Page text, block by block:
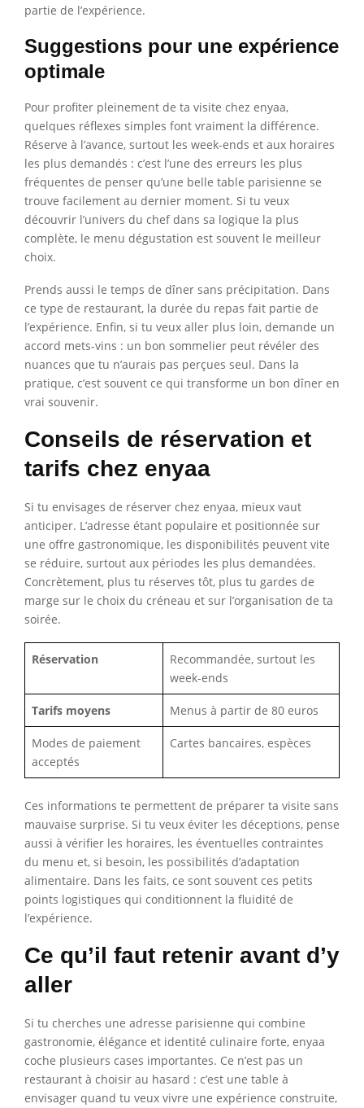
partie de l’expérience.
Suggestions pour une expérience
optimale
Pour profiter pleinement de ta visite chez enyaa,
quelques réflexes simples font vraiment la différence.
Réserve à l’avance, surtout les week-ends et aux horaires
les plus demandés : c’est l’une des erreurs les plus
fréquentes de penser qu’une belle table parisienne se
trouve facilement au dernier moment. Si tu veux
découvrir l’univers du chef dans sa logique la plus
complète, le menu dégustation est souvent le meilleur
choix.
Prends aussi le temps de dîner sans précipitation. Dans
ce type de restaurant, la durée du repas fait partie de
l’expérience. Enfin, si tu veux aller plus loin, demande un
accord mets-vins : un bon sommelier peut révéler des
nuances que tu n’aurais pas perçues seul. Dans la
pratique, c’est souvent ce qui transforme un bon dîner en
vrai souvenir.
Conseils de réservation et
tarifs chez enyaa
Si tu envisages de réserver chez enyaa, mieux vaut
anticiper. L’adresse étant populaire et positionnée sur
une offre gastronomique, les disponibilités peuvent vite
se réduire, surtout aux périodes les plus demandées.
Concrètement, plus tu réserves tôt, plus tu gardes de
marge sur le choix du créneau et sur l’organisation de ta
soirée.
Réservation
Recommandée, surtout les
week-ends
Tarifs moyens Menus à partir de 80 euros
Modes de paiement
acceptés
Cartes bancaires, espèces
Ces informations te permettent de préparer ta visite sans
mauvaise surprise. Si tu veux éviter les déceptions, pense
aussi à vérifier les horaires, les éventuelles contraintes
du menu et, si besoin, les possibilités d’adaptation
alimentaire. Dans les faits, ce sont souvent ces petits
points logistiques qui conditionnent la fluidité de
l’expérience.
Ce qu’il faut retenir avant d’y
aller
Si tu cherches une adresse parisienne qui combine
gastronomie, élégance et identité culinaire forte, enyaa
coche plusieurs cases importantes. Ce n’est pas un
restaurant à choisir au hasard : c’est une table à
envisager quand tu veux vivre une expérience construite,